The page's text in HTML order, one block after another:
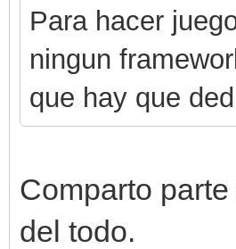
Para hacer
ningun
que hay que
Comparto
del todo.